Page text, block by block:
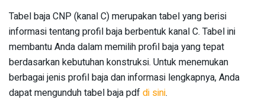
Tabel baja CNP (kanal C) merupakan tabel yang berisi
informasi tentang profil baja berbentuk kanal C. Tabel ini
membantu Anda dalam memilih profil baja yang tepat
berdasarkan kebutuhan konstruksi. Untuk menemukan
berbagai jenis profil baja dan informasi lengkapnya, Anda
dapat mengunduh tabel baja pdfdi sini.